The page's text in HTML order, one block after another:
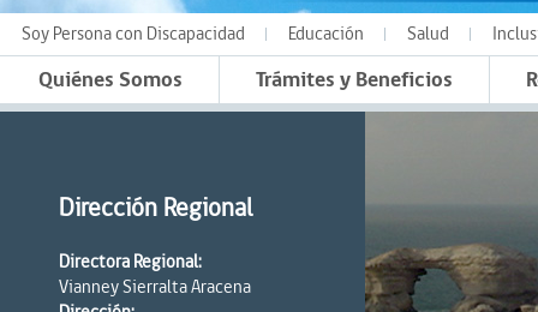
Soy Persona con Discapacidad Educación Salud
Quiénes Somos Trámites y Beneficios
Dirección Regional
Directora Regional:
Vianney Sierralta Aracena